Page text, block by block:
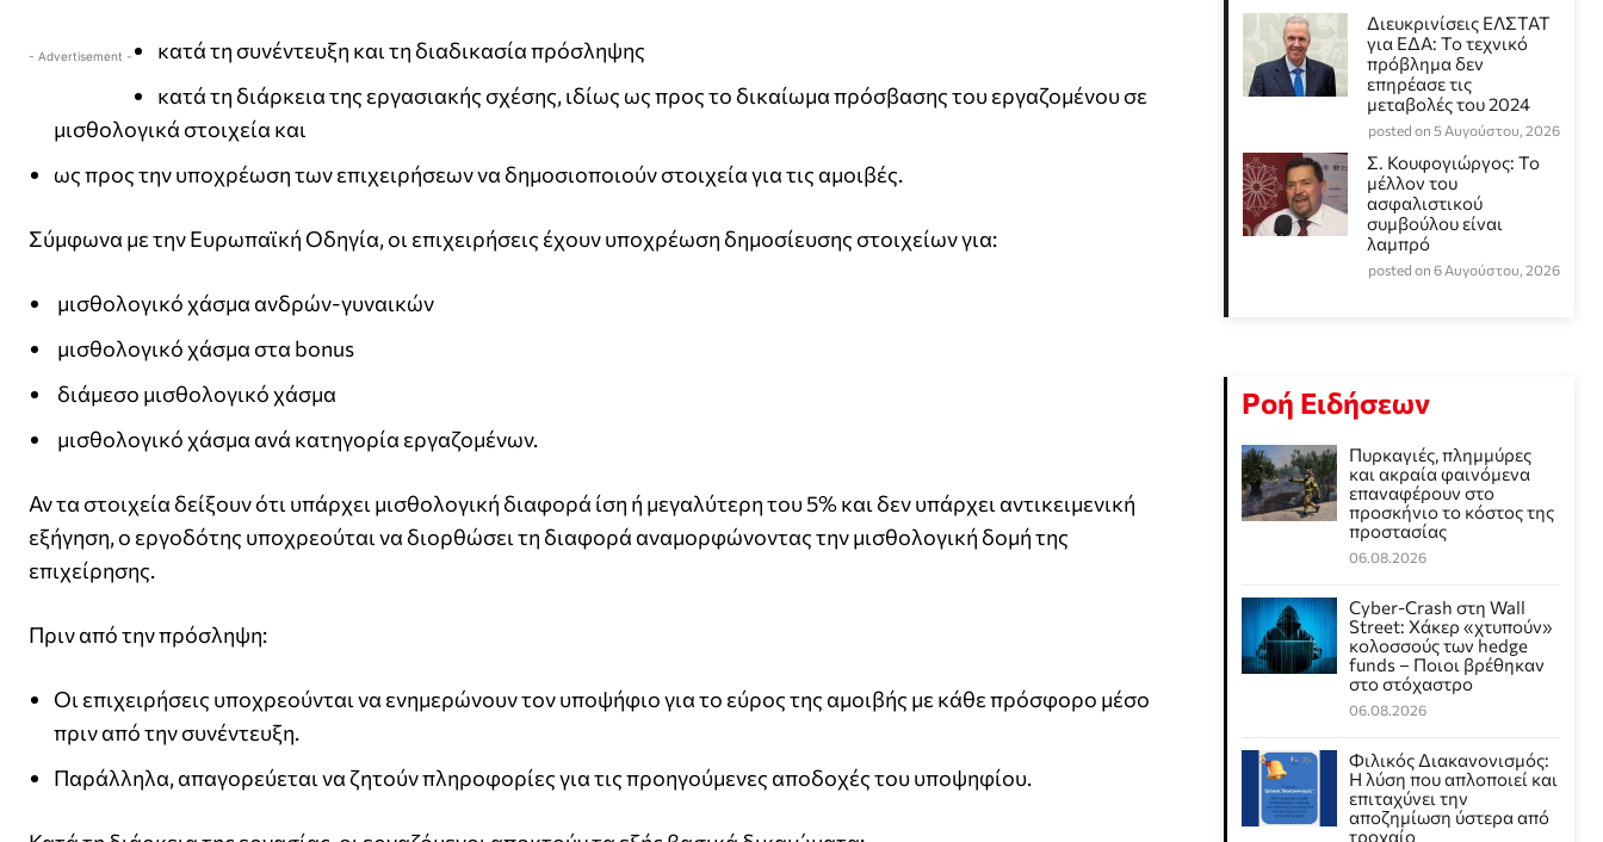
- Advertisement -
κατά τη συνέντευξη και τη διαδικασία πρόσληψης
κατά τη διάρκεια της εργασιακής σχέσης, ιδίως ως προς το δικαίωμα πρόσβασης του εργαζομένου σε
μισθολογικά στοιχεία και
ως προς την υποχρέωση των επιχειρήσεων να δημοσιοποιούν στοιχεία για τις αμοιβές.
Σύμφωνα με την Ευρωπαϊκή Οδηγία, οι επιχειρήσεις έχουν υποχρέωση δημοσίευσης στοιχείων για:
⁠ ⁠μισθολογικό χάσμα ανδρών-γυναικών
⁠ ⁠μισθολογικό χάσμα στα bonus
⁠ ⁠διάμεσο μισθολογικό χάσμα
⁠ ⁠μισθολογικό χάσμα ανά κατηγορία εργαζομένων.
Αν τα στοιχεία δείξουν ότι υπάρχει μισθολογική διαφορά ίση ή μεγαλύτερη του 5% και δεν υπάρχει αντικειμενική
εξήγηση, ο εργοδότης υποχρεούται να διορθώσει τη διαφορά αναμορφώνοντας την μισθολογική δομή της
επιχείρησης.
Πριν από την πρόσληψη:
Οι επιχειρήσεις υποχρεούνται να ενημερώνουν τον υποψήφιο για το εύρος της αμοιβής με κάθε πρόσφορο μέσο
πριν από την συνέντευξη.
Παράλληλα, απαγορεύεται να ζητούν πληροφορίες για τις προηγούμενες αποδοχές του υποψηφίου.
Διευκρινίσεις ΕΛΣΤΑΤ
για ΕΔΑ: Το τεχνικό
πρόβλημα δεν
επηρέασε τις
μεταβολές του 2024
posted on 5 Αυγούστου, 2026
Σ. Κουφογιώργος: To
μέλλον του
ασφαλιστικού
συμβούλου είναι
λαμπρό
posted on 6 Αυγούστου, 2026
Ροή Ειδήσεων
Πυρκαγιές, πλημμύρες
και ακραία φαινόμενα
επαναφέρουν στο
προσκήνιο το κόστος της
προστασίας
06.08.2026
Cyber-Crash στη Wall
Street: Χάκερ «χτυπούν»
κολοσσούς των hedge
funds – Ποιοι βρέθηκαν
στο στόχαστρο
06.08.2026
Φιλικός Διακανονισμός:
Η λύση που απλοποιεί και
επιταχύνει την
αποζημίωση ύστερα από
τροχαίο